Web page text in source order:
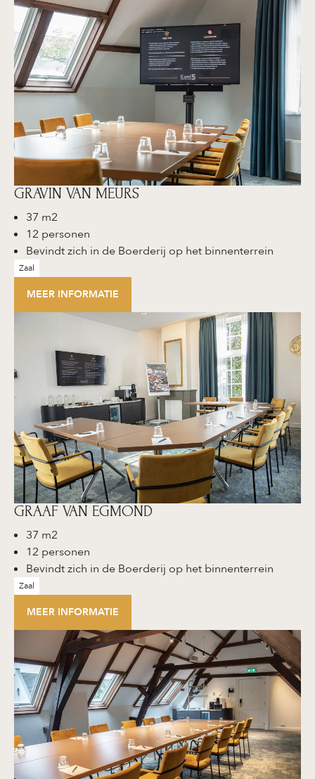
GRAVIN VAN MEURS
37 m2
12 personen
Bevindt zich in de Boerderij op het binnenterrein
Zaal
MEER INFORMATIE
GRAAF VAN EGMOND
37 m2
12 personen
Bevindt zich in de Boerderij op het binnenterrein
Zaal
MEER INFORMATIE